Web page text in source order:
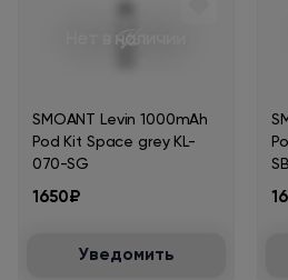
Нет в наличии
SMOANT Levin 1000mAh
Pod Kit Space grey KL-
070-SG
1650₽
Уведомить
SB